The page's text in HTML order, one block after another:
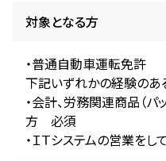
対象となる方
・普通自動車運転免許
下記いずれかの経験のあ
・会計、労務関連商品（
方 必須
・ＩＴシステムの営業を